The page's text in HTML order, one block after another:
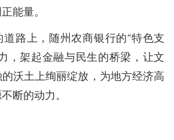
能量。
路上，随州农商银行的“特色支
，架起金融与民生的桥梁，让文
沃土上绚丽绽放，为地方经济高
断的动力。